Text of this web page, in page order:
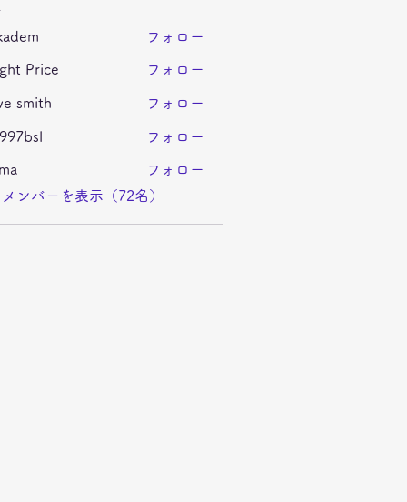
フォロー
Price フォロー
smith フォロー
フォロー
フォロー
ンバーを表示（72名）